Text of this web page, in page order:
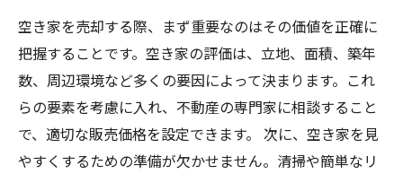
空き家を売却する際、まず重要なのはその価値を正確に
把握することです。空き家の評価は、立地、面積、築年
数、周辺環境など多くの要因によって決まります。これ
らの要素を考慮に入れ、不動産の専門家に相談すること
で、適切な販売価格を設定できます。 次に、空き家を見
やすくするための準備が欠かせません。清掃や簡単なリ